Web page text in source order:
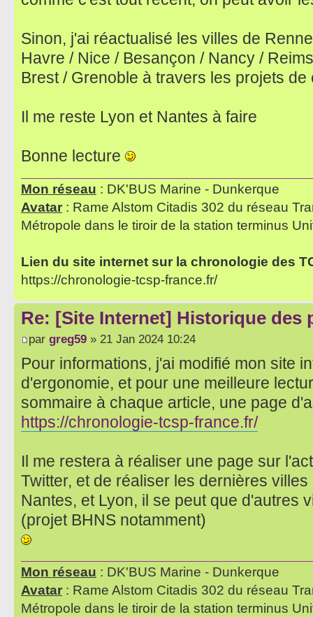
Sinon, j'ai réactualisé les villes de
Havre / Nice / Besançon / Nancy /
Brest / Grenoble à travers les projets de
Il me reste Lyon et Nantes à faire
Bonne lecture
Mon réseau : DK'BUS Marine - Dunkerque
Avatar : Rame Alstom Citadis 302 du réseau
Métropole dans le tiroir de la station terminus
Lien du site internet sur la chronologie des
https://chronologie-tcsp-france.fr/
Re: [Site Internet] Historique des
par greg59 » 21 Jan 2024 10:24
Pour informations, j'ai modifié mon site
d'ergonomie, et pour une meilleure
sommaire à chaque article, une page
https://chronologie-tcsp-france.fr/
Il me restera à réaliser une page sur
Twitter, et de réaliser les dernières
Nantes, et Lyon, il se peut que d'autres
(projet BHNS notamment)
Mon réseau : DK'BUS Marine - Dunkerque
Avatar : Rame Alstom Citadis 302 du réseau
Métropole dans le tiroir de la station terminus